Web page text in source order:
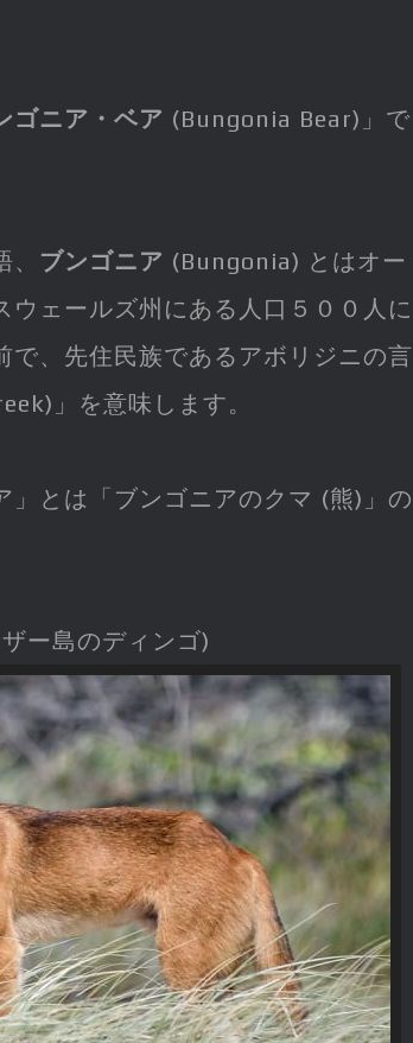
ゴニア・ベア (Bungonia Bear)」で
ブンゴニア (Bungonia) とはオー
ウェールズ州にある人口５００人に
で、先住民族であるアボリジニの言
」を意味します。
」とは「ブンゴニアのクマ (熊)」の
ー島のディンゴ)